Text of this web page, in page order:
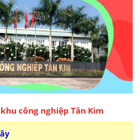
công nghiệp Tân Kim